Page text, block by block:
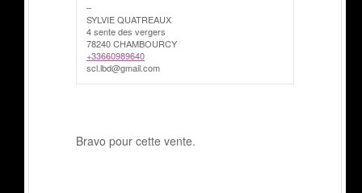
–
SYLVIE QUATREAUX
4 sente des vergers
78240 CHAMBOURCY
+33660989640
scl.lbd@gmail.com
Bravo pour cette vente.